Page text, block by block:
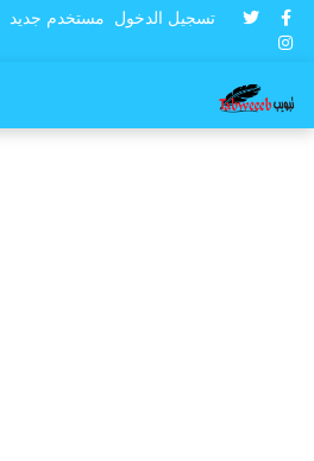
تسجيل الدخول مستخدم جديد